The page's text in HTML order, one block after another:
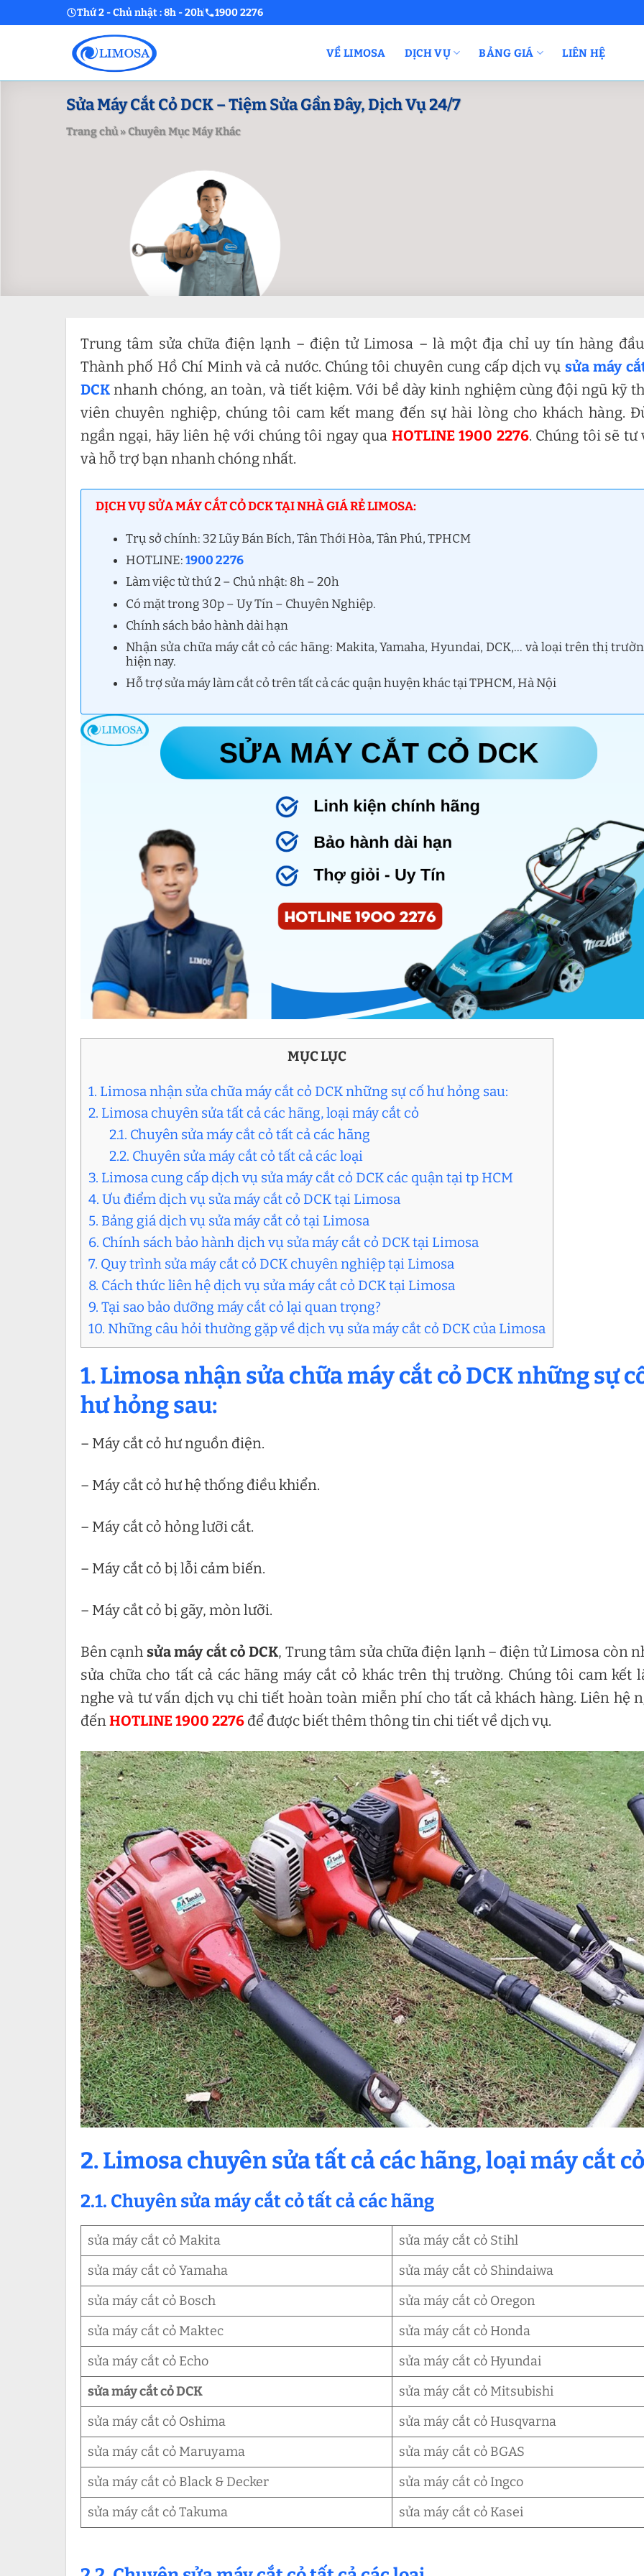
to
Thứ 2 - Chủ nhật : 8h - 20h 1900 2276
VỀ LIMOSA DỊCH VỤ BẢNG GIÁ LIÊN HỆ
Sửa Máy Cắt Cỏ DCK – Tiệm Sửa Gần Đây, Dịch Vụ 24/7
Trang chủ»Chuyên Mục Máy Khác
Trung tâm sửa chữa điện lạnh – điện tử Limosa – là một địa chỉ uy tín hàng
Thành phố Hồ Chí Minh và cả nước. Chúng tôi chuyên cung cấp dịch vụ sửa máy
DCK nhanh chóng, an toàn, và tiết kiệm. Với bề dày kinh nghiệm cùng đội ngũ kỹ
viên chuyên nghiệp, chúng tôi cam kết mang đến sự hài lòng cho khách hàng.
ngần ngại, hãy liên hệ với chúng tôi ngay qua HOTLINE 1900 2276. Chúng tôi sẽ tư
và hỗ trợ bạn nhanh chóng nhất.
DỊCH VỤ SỬA MÁY CẮT CỎ DCK TẠI NHÀ GIÁ RẺ LIMOSA:
Trụ sở chính: 32 Lũy Bán Bích, Tân Thới Hòa, Tân Phú, TPHCM
HOTLINE:1900 2276
Làm việc từ thứ 2 – Chủ nhật: 8h – 20h
Có mặt trong 30p – Uy Tín – Chuyên Nghiệp.
Chính sách bảo hành dài hạn
Nhận sửa chữa máy cắt cỏ các hãng: Makita, Yamaha, Hyundai, DCK,… và loại trên thị
hiện nay.
Hỗ trợ sửa máy làm cắt cỏ trên tất cả các quận huyện khác tại TPHCM, Hà Nội
MỤC LỤC
1. Limosa nhận sửa chữa máy cắt cỏ DCK những sự cố hư hỏng sau:
2. Limosa chuyên sửa tất cả các hãng, loại máy cắt cỏ
2.1. Chuyên sửa máy cắt cỏ tất cả các hãng
2.2. Chuyên sửa máy cắt cỏ tất cả các loại
3. Limosa cung cấp dịch vụ sửa máy cắt cỏ DCK các quận tại tp HCM
4. Ưu điểm dịch vụ sửa máy cắt cỏ DCK tại Limosa
5. Bảng giá dịch vụ sửa máy cắt cỏ tại Limosa
6. Chính sách bảo hành dịch vụ sửa máy cắt cỏ DCK tại Limosa
7. Quy trình sửa máy cắt cỏ DCK chuyên nghiệp tại Limosa
8. Cách thức liên hệ dịch vụ sửa máy cắt cỏ DCK tại Limosa
9. Tại sao bảo dưỡng máy cắt cỏ lại quan trọng?
10. Những câu hỏi thường gặp về dịch vụ sửa máy cắt cỏ DCK của Limosa
1. Limosa nhận sửa chữa máy cắt cỏ DCK những sự
hư hỏng sau:
– Máy cắt cỏ hư nguồn điện.
– Máy cắt cỏ hư hệ thống điều khiển.
– Máy cắt cỏ hỏng lưỡi cắt.
– Máy cắt cỏ bị lỗi cảm biến.
– Máy cắt cỏ bị gãy, mòn lưỡi.
Bên cạnh sửa máy cắt cỏ DCK, Trung tâm sửa chữa điện lạnh – điện tử Limosa còn
sửa chữa cho tất cả các hãng máy cắt cỏ khác trên thị trường. Chúng tôi cam kết
nghe và tư vấn dịch vụ chi tiết hoàn toàn miễn phí cho tất cả khách hàng. Liên hệ
đếnHOTLINE 1900 2276 để được biết thêm thông tin chi tiết về dịch vụ.
2. Limosa chuyên sửa tất cả các hãng, loại máy cắt cỏ
2.1. Chuyên sửa máy cắt cỏ tất cả các hãng
sửa máy cắt cỏ Makita
sửa máy cắt cỏ Stihl
sửa máy cắt cỏ Yamaha
sửa máy cắt cỏ Shindaiwa
sửa máy cắt cỏ Bosch
sửa máy cắt cỏ Oregon
sửa máy cắt cỏ Maktec
sửa máy cắt cỏ Honda
sửa máy cắt cỏ Echo
sửa máy cắt cỏ Hyundai
sửa máy cắt cỏ DCK
sửa máy cắt cỏ Mitsubishi
sửa máy cắt cỏ Oshima
sửa máy cắt cỏ Husqvarna
sửa máy cắt cỏ Maruyama
sửa máy cắt cỏ BGAS
sửa máy cắt cỏ Black & Decker
sửa máy cắt cỏ Ingco
sửa máy cắt cỏ Takuma
sửa máy cắt cỏ Kasei